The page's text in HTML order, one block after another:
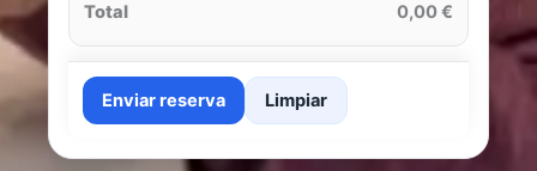
Total
0,00 €
Enviar reserva Limpiar